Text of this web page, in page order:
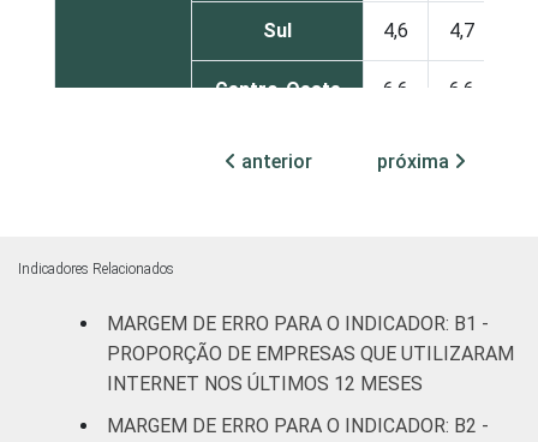
Sul 4,6 4,7
Centro-Oeste 6,6 6,6
4,3 4,3
reparação de
veículos
automotores e
5,1 5,1
anterior próxima
Indicadores Relacionados
MARGEM DE ERRO PARA O INDICADOR: B1 -
PROPORÇÃO DE EMPRESAS QUE UTILIZARAM
INTERNET NOS ÚLTIMOS 12 MESES
MARGEM DE ERRO PARA O INDICADOR: B2 -